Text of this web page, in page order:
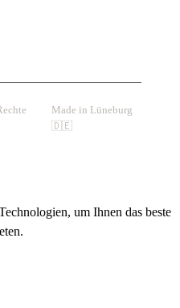
Made in Lüneburg
🇩🇪
um Ihnen das beste